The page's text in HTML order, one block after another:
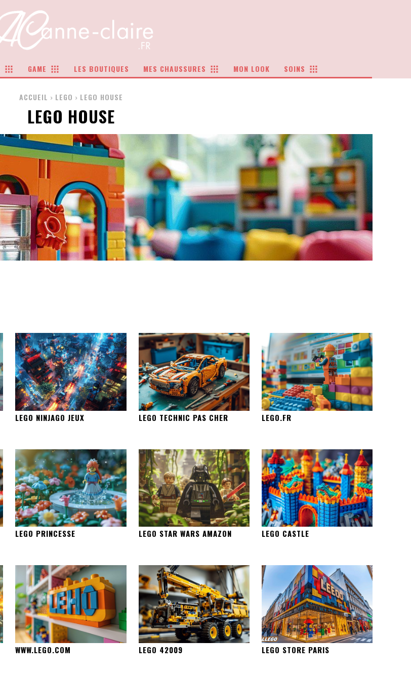
GAME LES BOUTIQUES MES CHAUSSURES MON LOOK SOINS
ACCUEIL LEGO LEGO HOUSE
LEGO HOUSE
LEGO NINJAGO JEUX LEGO TECHNIC PAS CHER LEGO.FR
LEGO PRINCESSE LEGO STAR WARS AMAZON LEGO CASTLE
WWW.LEGO.COM LEGO 42009 LEGO STORE PARIS